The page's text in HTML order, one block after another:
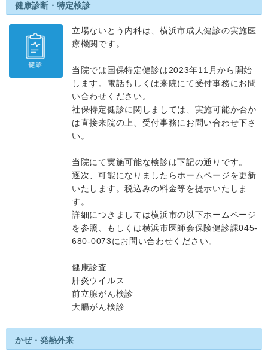
健康診断・特定検診
立場ないとう内科は、横浜市成人健診の実施医
療機関です。
当院では国保特定健診は2023年11月から開始
します。電話もしくは来院にて受付事務にお問
い合わせください。
社保特定健診に関しましては、実施可能か否か
は直接来院の上、受付事務にお問い合わせ下さ
い。
当院にて実施可能な検診は下記の通りです。
逐次、可能になりましたらホームページを更新
いたします。税込みの料金等を提示いたしま
す。
詳細につきましては横浜市の以下ホームページ
を参照、もしくは横浜市医師会保険健診課045-
680-0073にお問い合わせください。
健康診査
肝炎ウイルス
前立腺がん検診
大腸がん検診
かぜ・発熱外来